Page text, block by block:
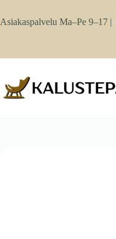
content
Asiakaspalvelu Ma–Pe 9–17 |